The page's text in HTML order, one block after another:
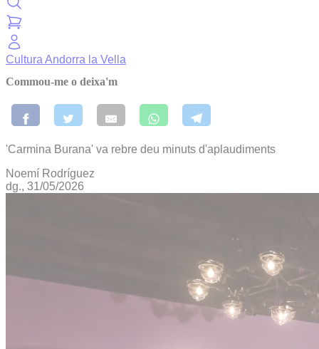
Cultura Andorra la Vella
Commou-me o deixa'm
'Carmina Burana' va rebre deu minuts d'aplaudiments
Noemí Rodríguez
dg., 31/05/2026